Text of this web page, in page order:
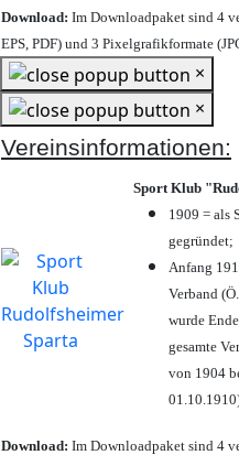
Download: Im Downloadpaket sind 4
EPS, PDF) und 3 Pixelgrafikformate
×
×
Vereinsinformationen:
Sport Klub
1909 = als
gegründet;
Anfang
Verband
wurde
gesamte
von 1904
Download: Im Downloadpaket sind 4